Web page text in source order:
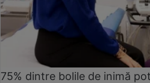
75% dintre bolile de inimă